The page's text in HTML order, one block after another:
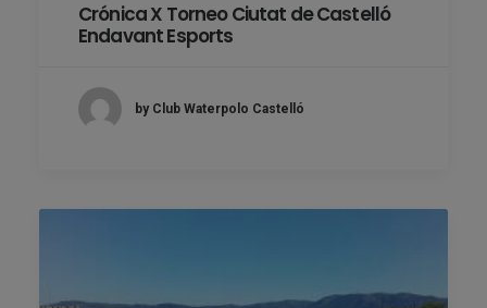
Crónica X Torneo Ciutat de Castelló
Endavant Esports
by Club Waterpolo Castelló